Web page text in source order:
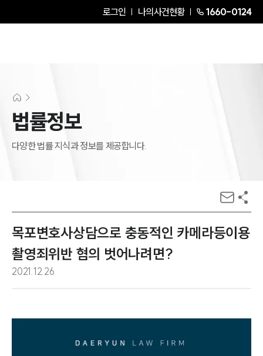
로그인 나의사건현황 1660-0124
법률정보
다양한 법률 지식과 정보를 제공합니다.
목포변호사상담으로 충동적인 카메라등이용
촬영죄위반 혐의 벗어나려면?
2021.12.26